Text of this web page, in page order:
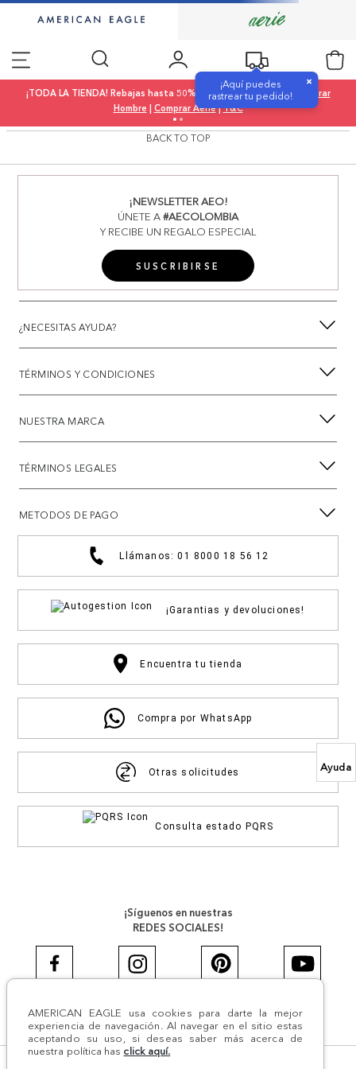
Ayuda
AMERICAN EAGLE usa cookies para darte la mejor
experiencia de navegación. Al navegar en el sitio estas
aceptando su uso, si deseas saber más acerca de
nuestra política has click aquí.
¡Aquí puedes
rastrear tu pedido!
×
¡TODA LA TIENDA! Rebajas hasta 50% OFF |Comprar Mujer|
Comprar
Hombre | Comprar Aerie|T&C
BACK TO TOP
¡NEWSLETTER AEO!
ÚNETE A#AECOLOMBIA
Y RECIBE UN REGALO ESPECIAL
SUSCRIBIRSE
¿NECESITAS AYUDA?
TÉRMINOS Y CONDICIONES
NUESTRA MARCA
TÉRMINOS LEGALES
METODOS DE PAGO
Llámanos: 01 8000 18 56 12
¡Garantias y devoluciones!
Encuentra tu tienda
Compra por WhatsApp
Otras solicitudes
Consulta estado PQRS
¡Síguenos en nuestras
REDES SOCIALES!
#AEJEANS #AerieREALCOL